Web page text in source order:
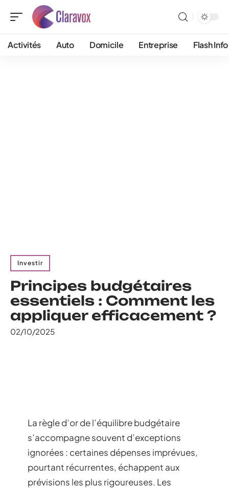
Activités Auto Domicile Entreprise Flash Info
Investir
Principes budgétaires
essentiels : Comment les
appliquer efficacement ?
02/10/2025
La règle d’or de l’équilibre budgétaire
s’accompagne souvent d’exceptions
ignorées : certaines dépenses imprévues,
pourtant récurrentes, échappent aux
prévisions les plus rigoureuses. Les